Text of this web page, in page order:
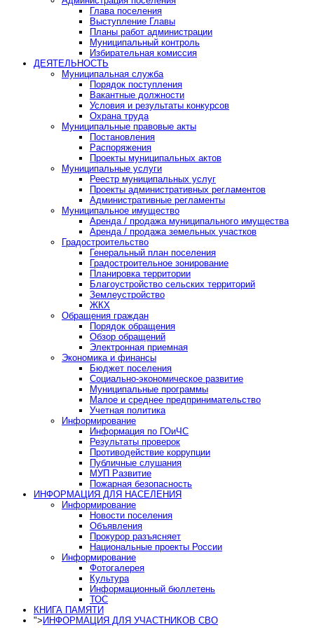
Глава поселения
Выступление Главы
Планы работ администрации
Муниципальный контроль
Избирательная комиссия
ДЕЯТЕЛЬНОСТЬ
Муниципальная служба
Порядок поступления
Вакантные должности
Условия и результаты конкурсов
Охрана труда
Муниципальные правовые акты
Постановления
Распоряжения
Проекты муниципальных актов
Муниципальные услуги
Реестр муниципальных услуг
Проекты административных регламентов
Административные регламенты
Муниципальное имущество
Аренда / продажа муниципального имущества
Аренда / продажа земельных участков
Градостроительство
Генеральный план поселения
Градостроительное зонирование
Планировка территории
Благоустройство сельских территорий
Землеустройство
ЖКХ
Обращения граждан
Порядок обращения
Обзор обращений
Электронная приемная
Экономика и финансы
Бюджет поселения
Социально-экономическое развитие
Муниципальные программы
Малое и среднее предпринимательство
Учетная политика
Информирование
Информация по ГОиЧС
Результаты проверок
Противодействие коррупции
Публичные слушания
МУП Развитие
Пожарная безопасность
ИНФОРМАЦИЯ ДЛЯ НАСЕЛЕНИЯ
Информирование
Новости поселения
Объявления
Прокурор разъясняет
Национальные проекты России
Информирование
Фотогалерея
Культура
Информационный бюллетень
ТОС
КНИГА ПАМЯТИ
">ИНФОРМАЦИЯ ДЛЯ УЧАСТНИКОВ СВО